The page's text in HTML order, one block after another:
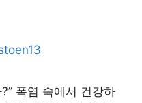
폭염 속에서 건강하